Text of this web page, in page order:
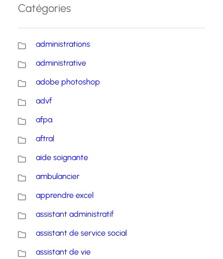
Catégories
administrations
administrative
adobe photoshop
advf
afpa
aftral
aide soignante
ambulancier
apprendre excel
assistant administratif
assistant de service social
assistant de vie